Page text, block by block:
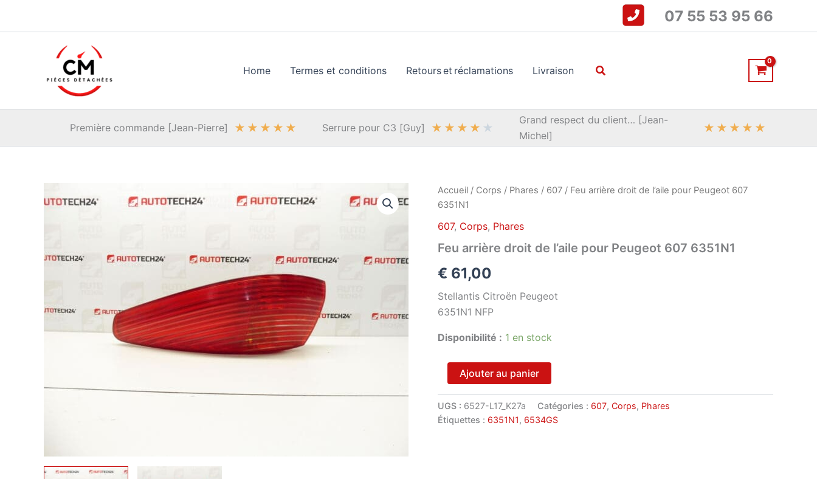
07 55 53 95 66
Home Termes et conditions Retours et réclamations Livraison Rechercher
Première commande [Jean-Pierre] ★ ★ ★ ★ ★ Serrure pour C3 [Guy] ★ ★ ★ ★ ★
Grand respect du client… [Jean-
Michel]
★ ★ ★ ★ ★
Accueil / Corps / Phares / 607 / Feu arrière droit de l’aile pour Peugeot 607
6351N1
607, Corps, Phares
Feu arrière droit de l’aile pour Peugeot 607 6351N1
€ 61,00
Stellantis Citroën Peugeot
6351N1 NFP
Disponibilité : 1 en stock
quantité
Feu
arrière
droit
Ajouter au panier
UGS : 6527-L17_K27a Catégories : 607, Corps, Phares
Étiquettes : 6351N1, 6534GS